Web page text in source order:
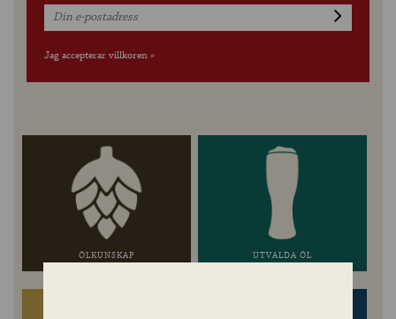
Jag accepterar villkoren »
ÖLKUNSKAP UTVALDA ÖL